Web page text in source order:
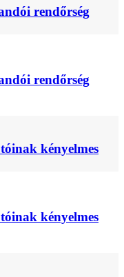
rendőrség
rendőrség
kényelmes
kényelmes